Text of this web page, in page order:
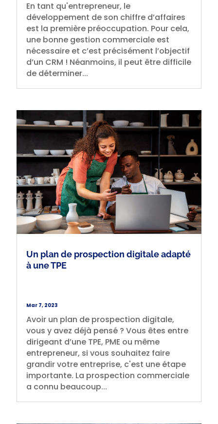
En tant qu'entrepreneur, le
développement de son chiffre d’affaires
est la première préoccupation. Pour cela,
une bonne gestion commerciale est
nécessaire et c’est précisément l’objectif
d’un CRM ! Néanmoins, il peut être difficile
de déterminer...
Un plan de prospection digitale adapté
à une TPE
Mar 7, 2023
Avoir un plan de prospection digitale,
vous y avez déjà pensé ? Vous êtes entre
dirigeant d’une TPE, PME ou même
entrepreneur, si vous souhaitez faire
grandir votre entreprise, c'est une étape
importante. La prospection commerciale
a connu beaucoup...